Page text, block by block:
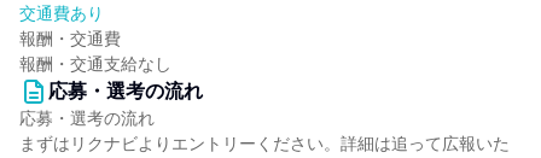
交通費あり
報酬・交通費
報酬・交通支給なし
応募・選考の流れ
応募・選考の流れ
まずはリクナビよりエントリーください。詳細は追って広報いた